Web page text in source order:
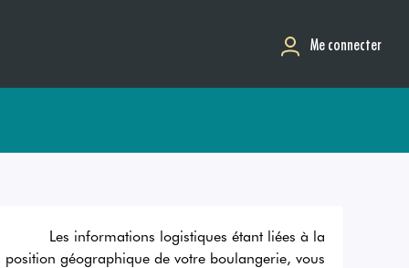
Me connecter
Les informations logistiques étant liées à la
position géographique de votre boulangerie, vous